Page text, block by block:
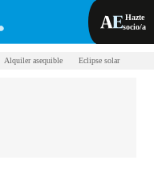
Iniciar sesión
Hazte
socio/a
Alquiler asequible Eclipse solar